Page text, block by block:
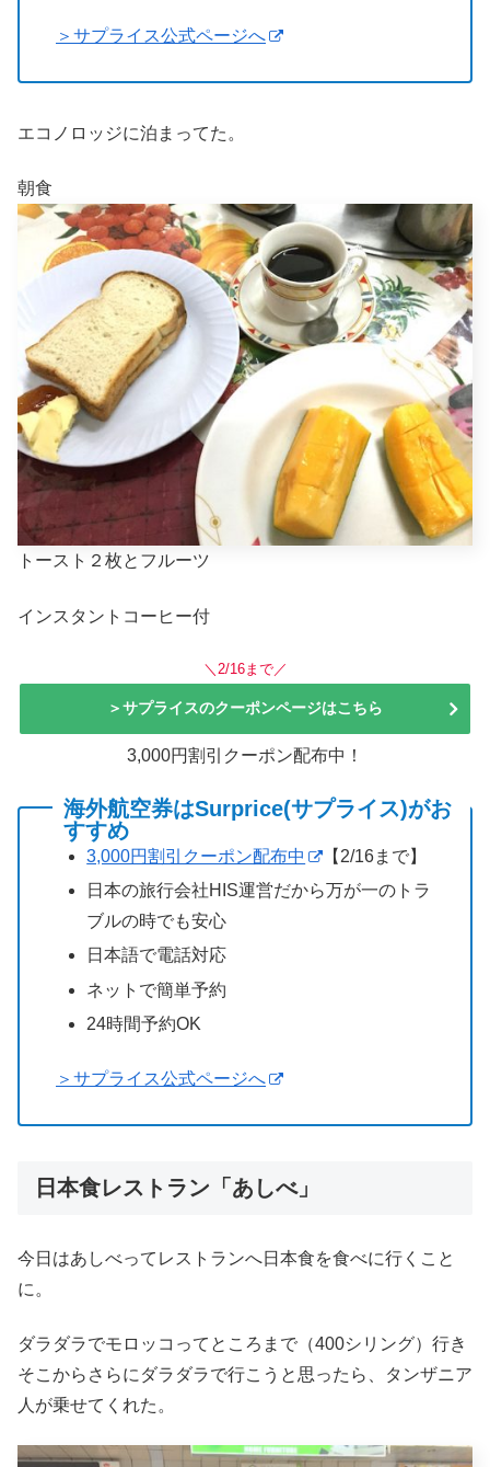
＞サプライス公式ページへ
エコノロッジに泊まってた。
朝食
トースト２枚とフルーツ
インスタントコーヒー付
＼2/16まで／
＞サプライスのクーポンページはこちら
3,000円割引クーポン配布中！
海外航空券はSurprice(サプライス)がお
すすめ
3,000円割引クーポン配布中
【2/16まで】
日本の旅行会社HIS運営だから万が一のトラ
ブルの時でも安心
日本語で電話対応
ネットで簡単予約
24時間予約OK
＞サプライス公式ページへ
日本食レストラン「あしべ」
今日はあしべってレストランへ日本食を食べに行くこと
に。
ダラダラでモロッコってところまで（400シリング）行き
そこからさらにダラダラで行こうと思ったら、タンザニア
人が乗せてくれた。